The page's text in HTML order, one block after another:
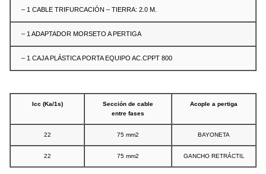
– 1 CABLE TRIFURCACIÓN – TIERRA: 2.0 M.
– 1 ADAPTADOR MORSETO A PERTIGA
– 1 CAJA PLÁSTICA PORTA EQUIPO AC.CPPT 800
Icc (Ka/1s)
Sección de cable
entre fases
Acople a pertiga
22 75 mm2 BAYONETA
22 75 mm2 GANCHO RETRÁCTIL